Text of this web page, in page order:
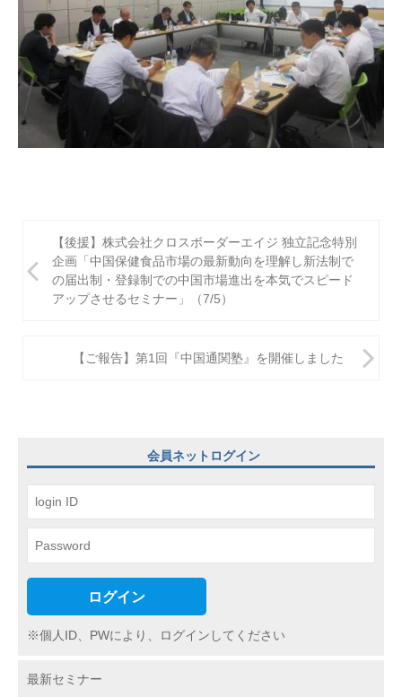
稿
ン
【後援】株式会社クロスボーダーエイジ 独立記念特別
企画「中国保健食品市場の最新動向を理解し新法制で
の届出制・登録制での中国市場進出を本気でスピード
アップさせるセミナー」（7/5）
【ご報告】第1回『中国通関塾』を開催しました
会員ネットログイン
ログイン
※個人ID、PWにより、ログインしてください
最新セミナー